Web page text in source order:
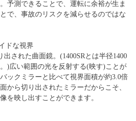
予測できることで、運転に余裕が生ま
で、事故のリスクを減らせるのではな
ドな視界
出された曲面鏡。(1400SRとは半径1400
)広い範囲の光を反射する(映す)ことが
ックミラーと比べて視界面積が約3.0倍
から切り出されたミラーだからこそ、
を映し出すことができます。